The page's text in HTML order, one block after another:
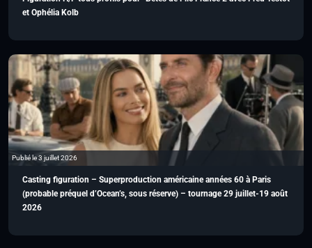
et Ophélia Kolb
Publié le 3 juillet 2026
Casting figuration – Superproduction américaine années 60 à Paris
(probable préquel d’Ocean’s, sous réserve) – tournage 29 juillet-19 août
2026